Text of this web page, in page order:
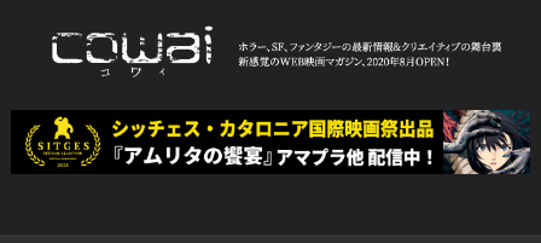
WEB映画マガジン「cowai コ
ワイ」